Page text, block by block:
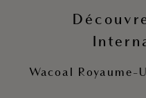
Wacoal Royaume-